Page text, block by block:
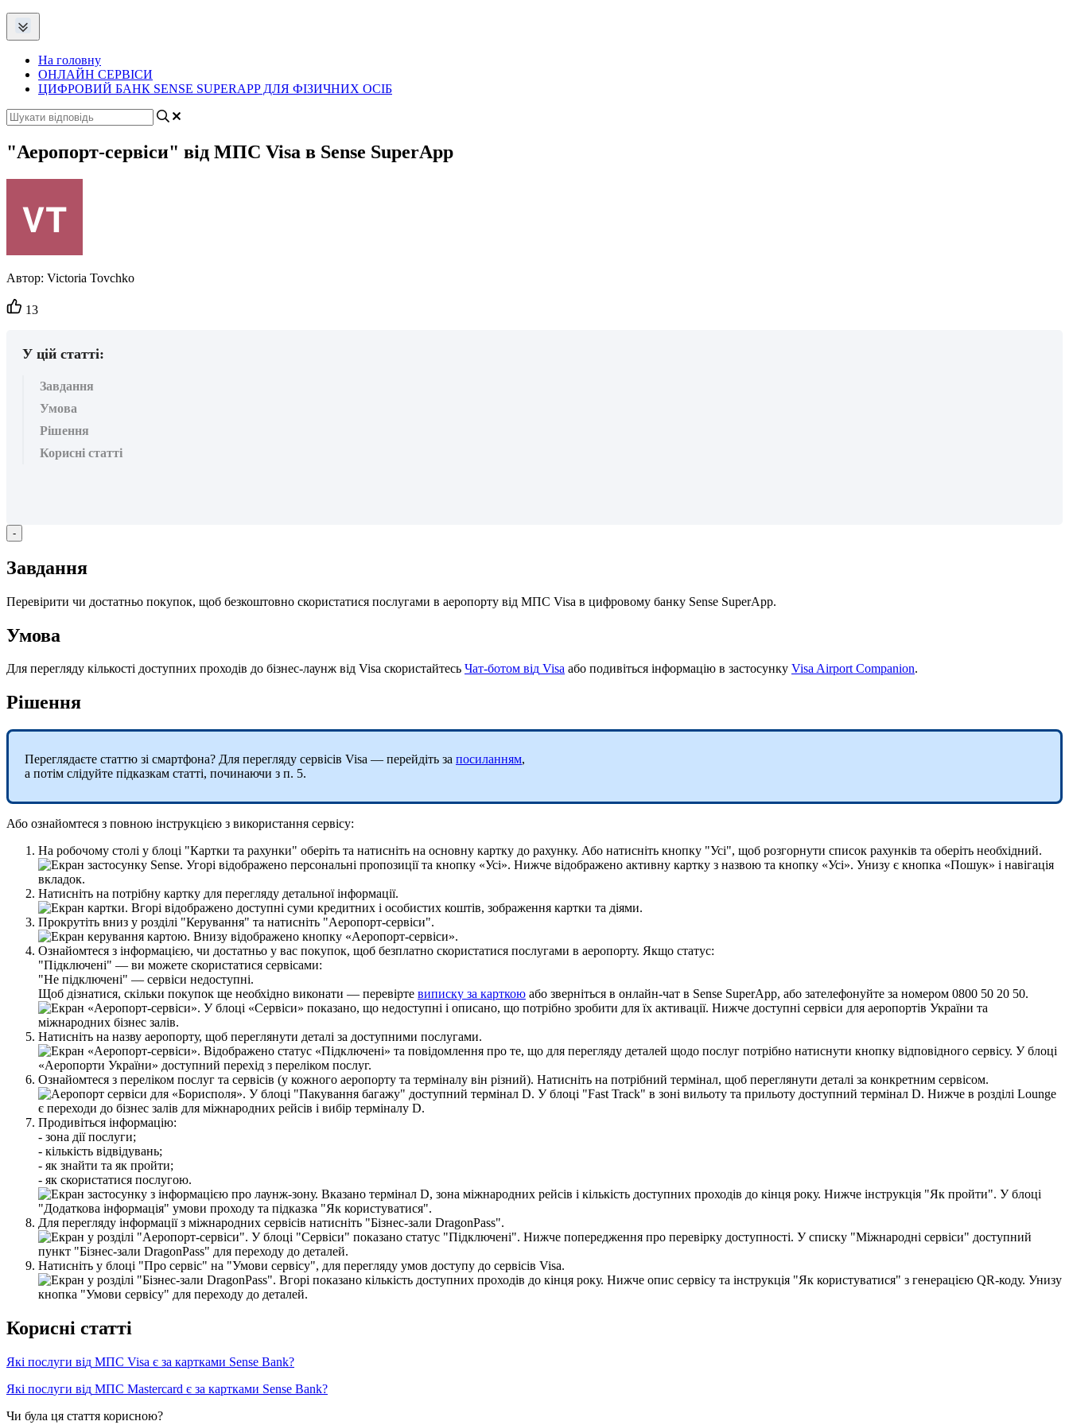
На головну
ОНЛАЙН СЕРВІСИ
ЦИФРОВИЙ БАНК SENSE SUPERAPP ДЛЯ ФІЗИЧНИХ ОСІБ
"Аеропорт-сервіси" від МПС Visa в Sense SuperApp
Автор: Victoria Tovchko
Кількість
вподобайок:
13
У цій статті:
Завдання
Умова
Рішення
Корисні статті
-
Завдання
Перевірити чи достатньо покупок, щоб безкоштовно скористатися послугами в аеропорту від МПС Visa в цифровому банку Sense SuperApp.
Умова
Для перегляду кількості доступних проходів до бізнес-лаунж від Visa скористайтесь Чат-ботом від Visa або подивіться інформацію в застосунку VisaAirport Companion.
Рішення
Переглядаєте статтю зі смартфона? Для перегляду сервісів Visa — перейдіть за посиланням,
а потім слідуйте підказкам статті, починаючи з п. 5.
Або ознайомтеся з повною інструкцією з використання сервісу:
На робочому столі у блоці "Картки та рахунки" оберіть та натисніть на основну картку до рахунку. Або натисніть кнопку "Усі", щоб розгорнути список рахунків та оберіть необхідний.
Натисніть на потрібну картку для перегляду детальної інформації.
Прокрутіть вниз у розділі "Керування" та натисніть "Аеропорт-сервіси".
Ознайомтеся з інформацією, чи достатньо у вас покупок, щоб безплатно скористатися послугами в аеропорту. Якщо статус:
"Підключені" — ви можете скористатися сервісами:
"Не підключені" — сервіси недоступні.
Щоб дізнатися, скільки покупок ще необхідно виконати — перевірте виписку за карткою або зверніться в онлайн-чат в Sense SuperApp, або зателефонуйте за номером 0800 50 20 50.
Натисніть на назву аеропорту, щоб переглянути деталі за доступними послугами.
Ознайомтеся з переліком послуг та сервісів (у кожного аеропорту та терміналу він різний). Натисніть на потрібний термінал, щоб переглянути деталі за конкретним сервісом.
Продивіться інформацію:
- зона дії послуги;
- кількість відвідувань;
- як знайти та як пройти;
- як скористатися послугою.
Для перегляду інформації з міжнародних сервісів натисніть "Бізнес-зали DragonPass".
Натисніть у блоці "Про сервіс" на "Умови сервісу", для перегляду умов доступу до сервісів Visa.
Корисні статті
Які послуги від МПС Visa є за картками Sense Bank?
Які послуги від МПС Mastercard є за картками Sense Bank?
Чи була ця стаття корисною?